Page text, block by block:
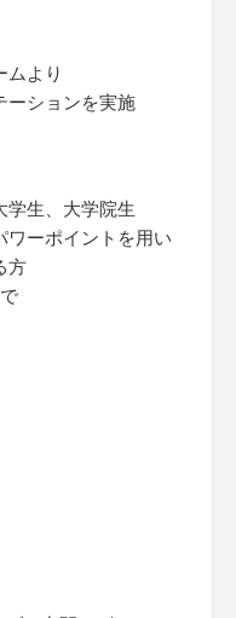
ムより
ーションを実施
学生、大学院生
ワーポイントを用い
方